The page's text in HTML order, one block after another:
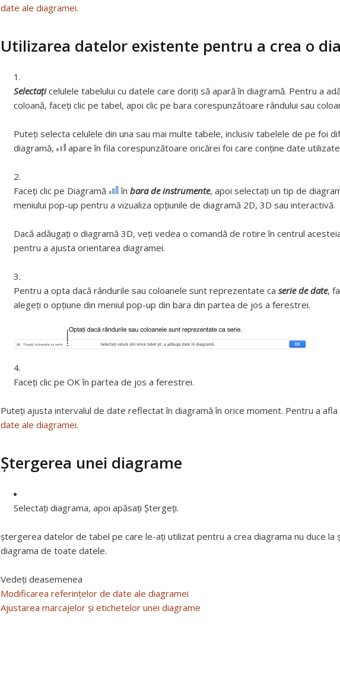
date ale diagramei.
Utilizarea datelor existente pentru a crea o
Selectațicelulele tabelului cu datele care doriți să apară în diagramă. Pentru a
coloană, faceți clic pe tabel, apoi clic pe bara corespunzătoare rândului sau
Puteți selecta celulele din una sau mai multe tabele, inclusiv tabelele de pe foi
diagramă,
apare în fila corespunzătoare oricărei foi care conține date
Faceți clic pe Diagramă în bara de instrumente, apoi selectați un tip de
meniului pop-up pentru a vizualiza opțiunile de diagramă 2D, 3D sau interactivă.
Dacă adăugați o diagramă 3D, veți vedea o comandă de rotire în centrul
pentru a ajusta orientarea diagramei.
Pentru a opta dacă rândurile sau coloanele sunt reprezentate ca serie de date,
alegeți o opțiune din meniul pop-up din bara din partea de jos a ferestrei.
Faceți clic pe OK în partea de jos a ferestrei.
Puteți ajusta intervalul de date reflectat în diagramă în orice moment. Pentru a afla
date ale diagramei.
Ștergerea unei diagrame
Selectați diagrama, apoi apăsați Ștergeți.
ștergerea datelor de tabel pe care le-ați utilizat pentru a crea diagrama nu duce
diagrama de toate datele.
Vedeți deasemenea
Modificarea referințelor de date ale diagramei
Ajustarea marcajelor și etichetelor unei diagrame